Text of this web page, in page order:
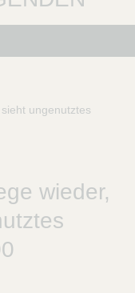
ungenutztes
wieder,